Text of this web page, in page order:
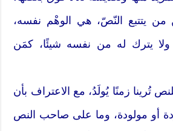
يتتبع النّصّ، هي الوهْم نفسه،
ولا يترك له من نفسه شيئًا، كمَن
تُرينا زمنًا يُولَدُ، مع الاعتراف بأن
أو مولودة، وما على صاحب النص